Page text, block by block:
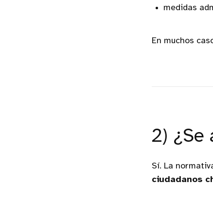
medidas
En muchos
2) ¿Se
Sí. La
ciudadanos